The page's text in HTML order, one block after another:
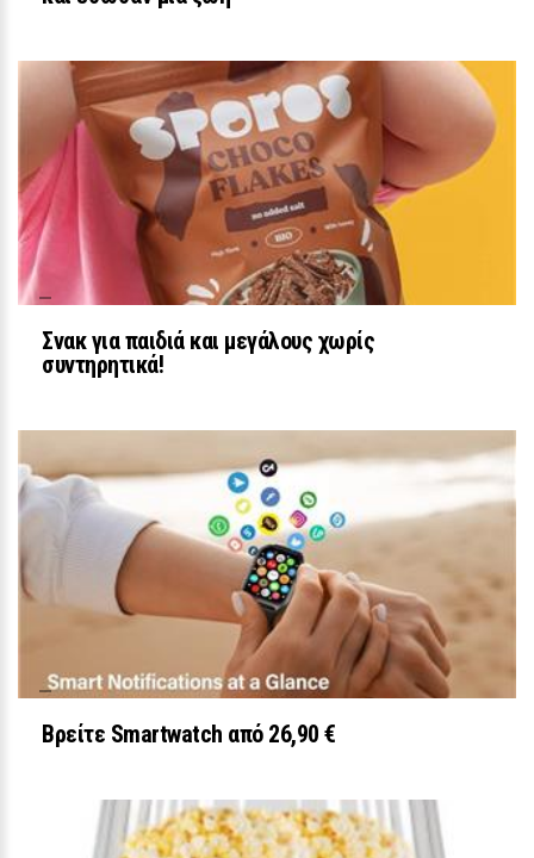
ΕΥ ΖΗΝ
Το navy jumpsuit της Βάσως
Λασκαράκη με τη ζώνη είναι το πιο
εύκολο chic outfit
24 / 30
Το μυστικό για να σταματήσουν να
τσακώνονται τα ζευγάρια
Σνακ για παιδιά και μεγάλους χωρίς
συντηρητικά!
Βρείτε Smartwatch από 26,90 €